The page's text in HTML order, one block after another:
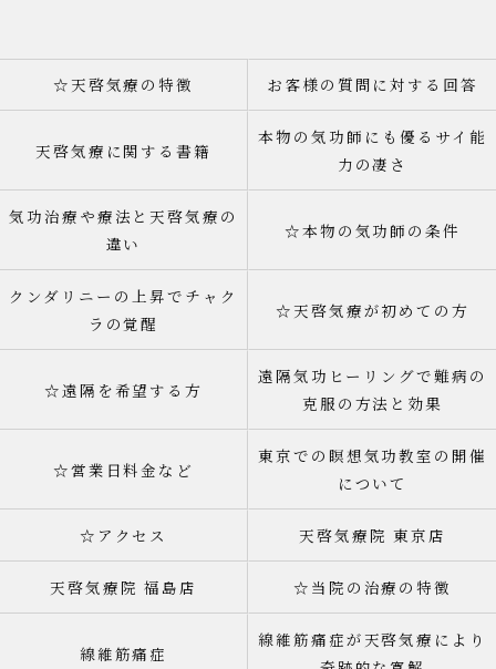
☆天啓気療の特徴 お客様の質問に対する回答
天啓気療に関する書籍
本物の気功師にも優るサイ能
力の凄さ
気功治療や療法と天啓気療の
違い
☆本物の気功師の条件
クンダリニーの上昇でチャク
ラの覚醒
☆天啓気療が初めての方
☆遠隔を希望する方
遠隔気功ヒーリングで難病の
克服の方法と効果
☆営業日料金など
東京での瞑想気功教室の開催
について
☆アクセス 天啓気療院 東京店
天啓気療院 福島店 ☆当院の治療の特徴
線維筋痛症
線維筋痛症が天啓気療により